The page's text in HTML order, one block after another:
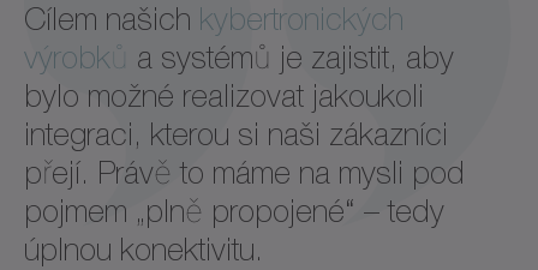
Cílem našich kybertronických
výrobků a systémů je zajistit, aby
bylo možné realizovat jakoukoli
integraci, kterou si naši zákazníci
přejí. Právě to máme na mysli pod
pojmem „plně propojené“ – tedy
úplnou konektivitu.